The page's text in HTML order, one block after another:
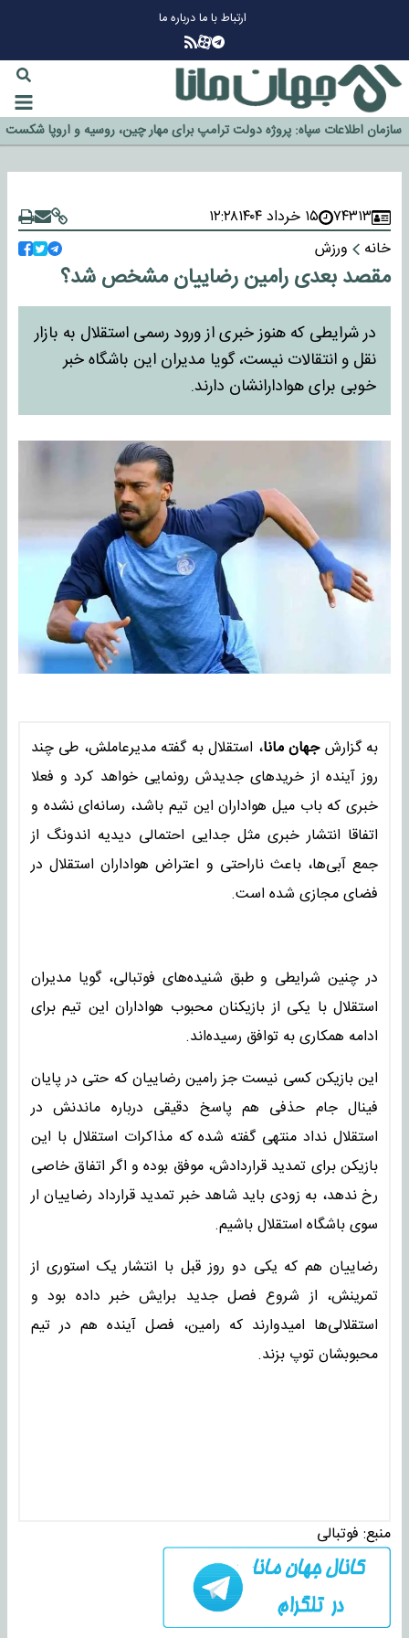
ارتباط با مادرباره ما
گزینه جدایی اوسمار روی میز مدیران پرسپولیس
آیا رئیس جمهور آمریکا قانون را دور می‌زند؟
اخراج رسمی چهره نامدار از پرسپولیس
سازمان اطلاعات سپاه: پروژه دولت ترامپ برای مهار چین، روسیه و اروپا شکست
خورد
۷۴۳۱۳ ۱۵ خرداد ۱۴۰۴
۱۲:۲۸
خانه
ورزش
مقصد بعدی رامین رضاییان مشخص شد؟
در شرایطی که هنوز خبری از ورود رسمی استقلال به بازار
نقل و انتقالات نیست، گویا مدیران این باشگاه خبر
خوبی برای هوادارانشان دارند.​
به گزارشجهان مانا، استقلال به گفته مدیرعاملش، طی چند
روز آینده از خریدهای جدیدش رونمایی خواهد کرد و فعلا
خبری که باب میل هواداران این تیم باشد، رسانه‌ای نشده و
اتفاقا انتشار خبری مثل جدایی احتمالی دیدیه اندونگ از
جمع آبی‌ها، باعث ناراحتی و اعتراض هواداران استقلال در
فضای مجازی شده است.
در چنین شرایطی و طبق شنیده‌های فوتبالی، گویا مدیران
استقلال با یکی از بازیکنان محبوب هواداران این تیم برای
ادامه همکاری به توافق رسیده‌اند.
این بازیکن کسی نیست جز رامین رضاییان که حتی در پایان
فینال جام حذفی هم پاسخ دقیقی درباره ماندنش در
استقلال نداد منتهی گفته شده که مذاکرات استقلال با این
بازیکن برای تمدید قراردادش، موفق بوده و اگر اتفاق خاصی
رخ ندهد، به زودی باید شاهد خبر تمدید قرارداد رضاییان ار
سوی باشگاه استقلال باشیم.
رضاییان هم که یکی دو روز قبل با انتشار یک استوری از
تمرینش، از شروع فصل جدید برایش خبر داده بود و
استقلالی‌ها امیدوارند که رامین، فصل آینده هم در تیم
محبوبشان توپ بزند.
منبع: فوتبالی